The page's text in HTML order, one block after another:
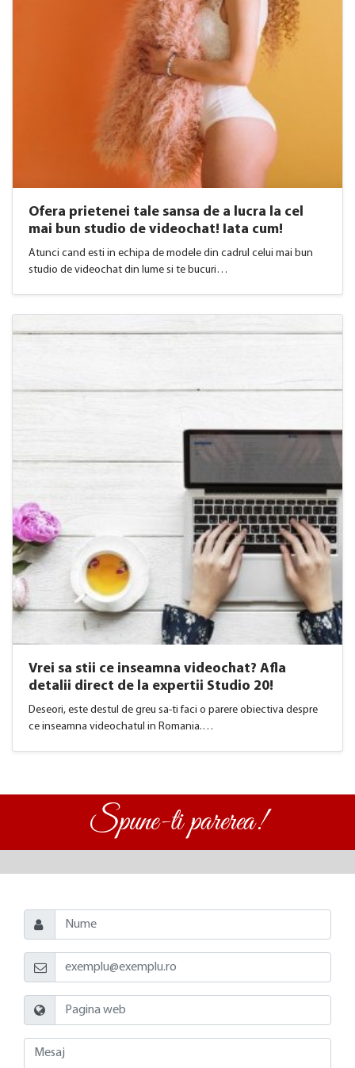
Ofera prietenei tale sansa de a lucra la cel
mai bun studio de videochat! Iata cum!
Atunci cand esti in echipa de modele din cadrul celui mai bun
studio de videochat din lume si te bucuri…
Vrei sa stii ce inseamna videochat? Afla
detalii direct de la expertii Studio 20!
Deseori, este destul de greu sa-ti faci o parere obiectiva despre
ce inseamna videochatul in Romania.…
Spune-ti parerea!